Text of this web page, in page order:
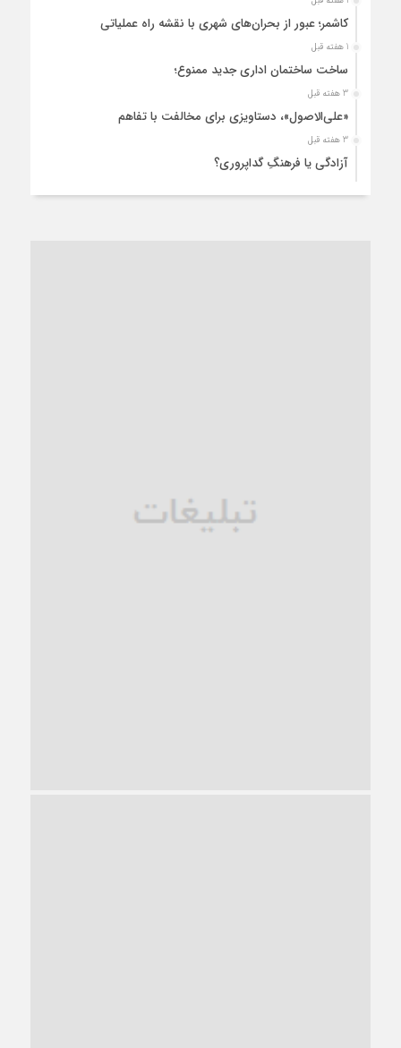
کاشمر؛ عبور از بحران‌های شهری با نقشه راه عملیاتی
1 هفته قبل
ساخت ساختمان اداری جدید ممنوع؛
3 هفته قبل
«علی‌الاصول»، دستاویزی برای مخالفت با تفاهم
3 هفته قبل
آزادگی یا فرهنگِ گداپروری؟
ترجیح عقلانیت ایرانی بر دیدگاه‌های آخرالزمانی